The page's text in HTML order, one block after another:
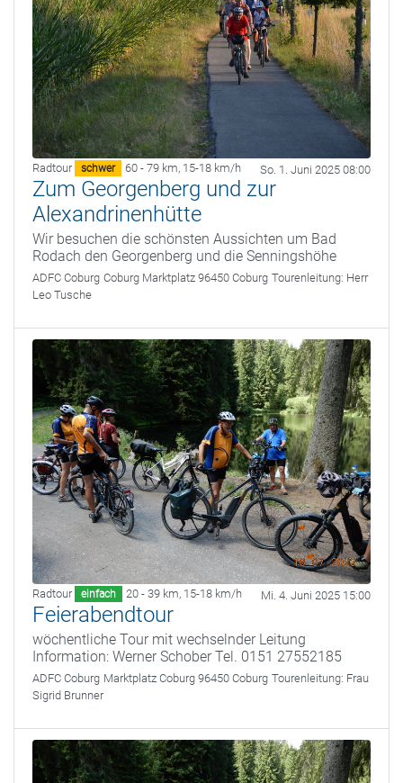
Radtour schwer 60 - 79 km, 15-18 km/h So. 1. Juni 2025 08:00
Zum Georgenberg und zur
Alexandrinenhütte
Wir besuchen die schönsten Aussichten um Bad
Rodach den Georgenberg und die Senningshöhe
ADFC Coburg Coburg Marktplatz 96450 Coburg Tourenleitung: Herr
Leo Tusche
Radtour einfach 20 - 39 km, 15-18 km/h Mi. 4. Juni 2025 15:00
Feierabendtour
wöchentliche Tour mit wechselnder Leitung
Information: Werner Schober Tel. 0151 27552185
ADFC Coburg Marktplatz Coburg 96450 Coburg Tourenleitung: Frau
Sigrid Brunner